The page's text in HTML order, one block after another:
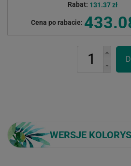
Rabat: 131.37 zł
Cena po rabacie:
WERSJE